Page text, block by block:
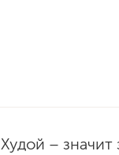
Худой –